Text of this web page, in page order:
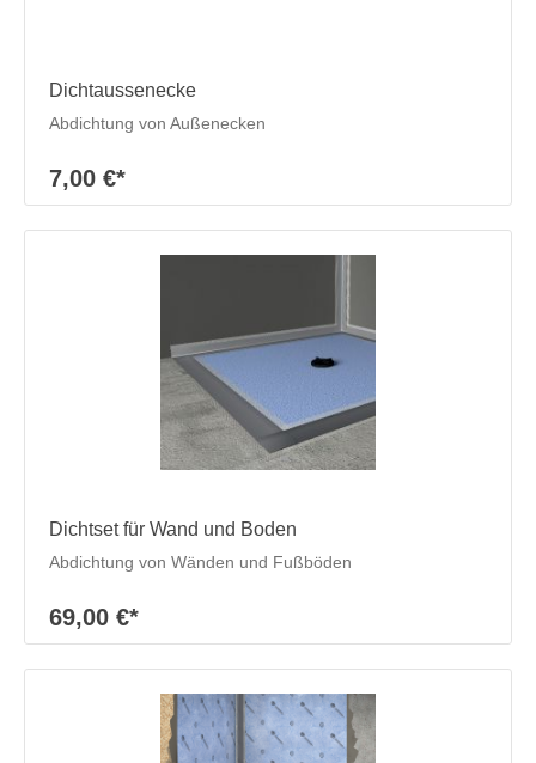
Dichtaussenecke
Abdichtung von Außenecken
7,00 €*
Dichtset für Wand und Boden
Abdichtung von Wänden und Fußböden
69,00 €*